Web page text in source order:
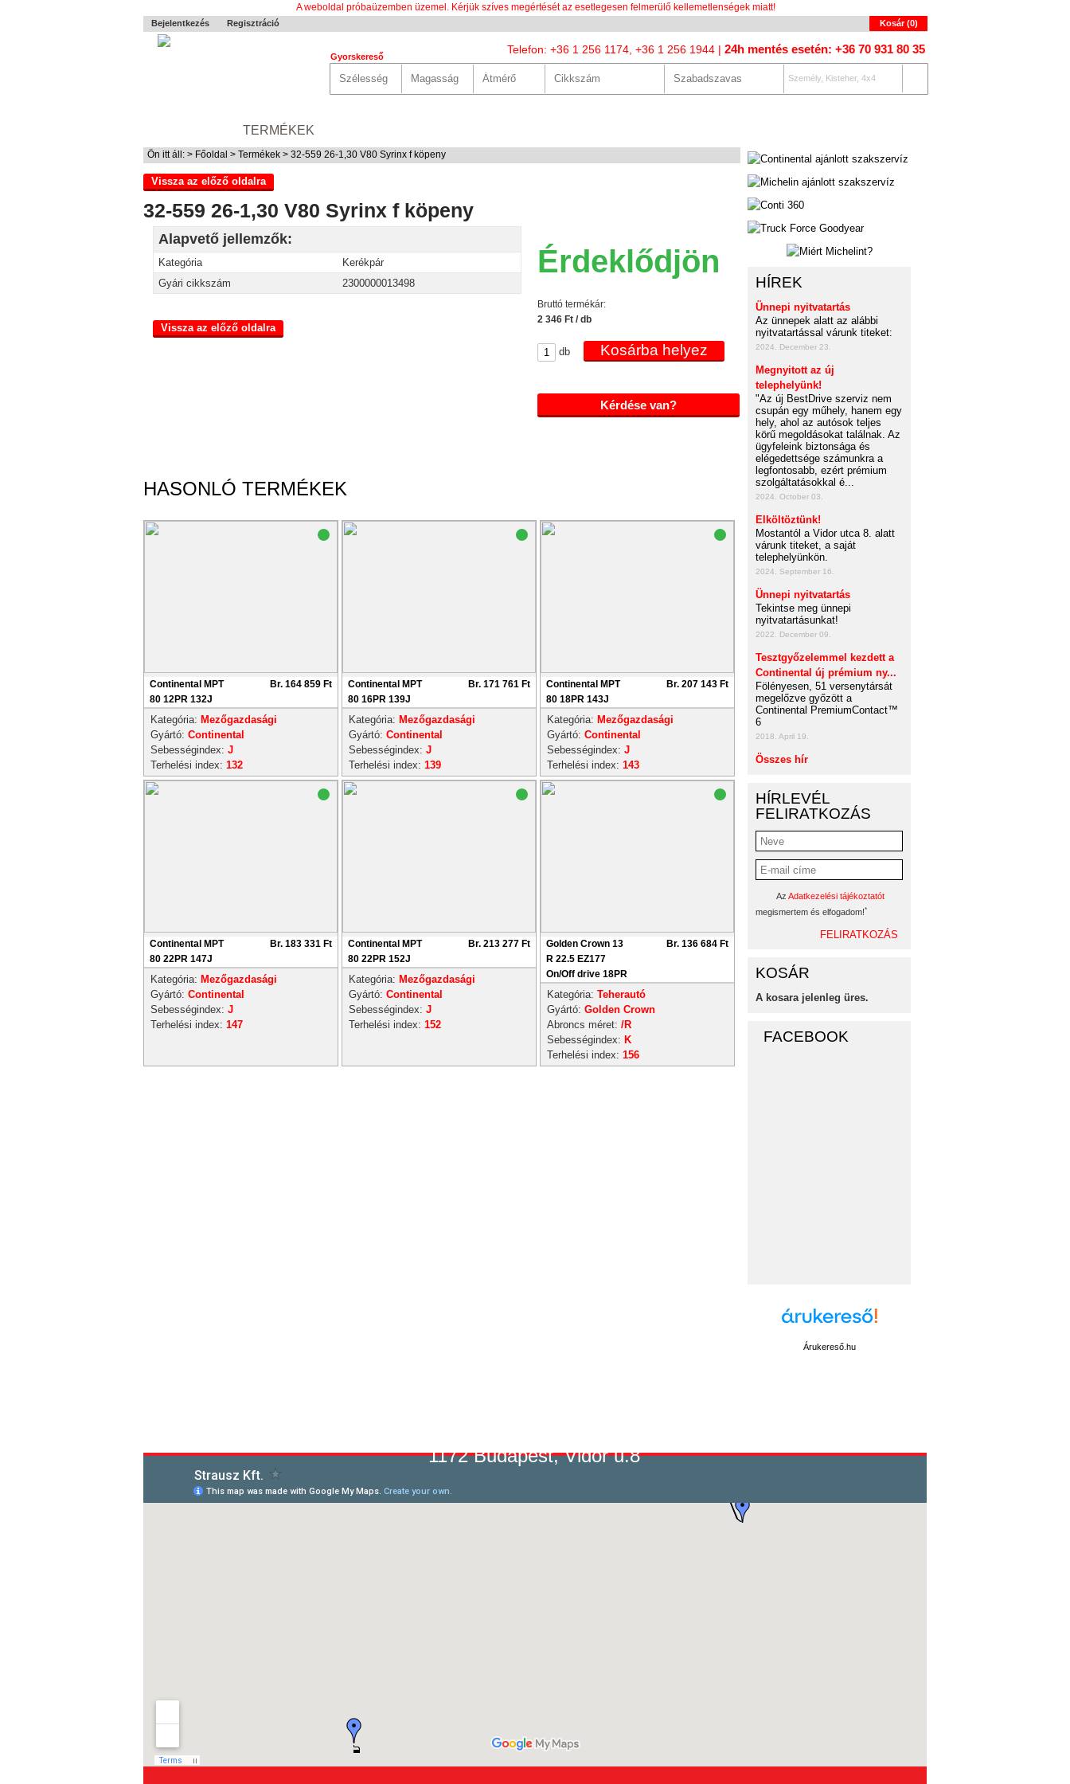
A weboldal próbaüzemben üzemel. Kérjük szíves megértését az esetlegesen felmerülő kellemetlenségek miatt!
Bejelentkezés Regisztráció Kosár (0)
Telefon: +36 1 256 1174, +36 1 256 1944 | 24h mentés esetén: +36 70 931 80 35
Gyorskereső
Személy, Kisteher, 4x4
TERMÉKEK
Ön itt áll: > Főoldal > Termékek > 32-559 26-1,30 V80 Syrinx f köpeny
Vissza az előző oldalra
32-559 26-1,30 V80 Syrinx f köpeny
Alapvető jellemzők:
Kategória
Kerékpár
Gyári cikkszám
2300000013498
Vissza az előző oldalra
Érdeklődjön
Bruttó termékár:
2 346 Ft / db
db
Kérdése van?
HASONLÓ TERMÉKEK
Continental MPT
80 12PR 132J
Br. 164 859 Ft
Kategória: Mezőgazdasági
Gyártó: Continental
Sebességindex: J
Terhelési index: 132
Continental MPT
80 16PR 139J
Br. 171 761 Ft
Kategória: Mezőgazdasági
Gyártó: Continental
Sebességindex: J
Terhelési index: 139
Continental MPT
80 18PR 143J
Br. 207 143 Ft
Kategória: Mezőgazdasági
Gyártó: Continental
Sebességindex: J
Terhelési index: 143
Continental MPT
80 22PR 147J
Br. 183 331 Ft
Kategória: Mezőgazdasági
Gyártó: Continental
Sebességindex: J
Terhelési index: 147
Continental MPT
80 22PR 152J
Br. 213 277 Ft
Kategória: Mezőgazdasági
Gyártó: Continental
Sebességindex: J
Terhelési index: 152
Golden Crown 13
R 22.5 EZ177
On/Off drive 18PR
Br. 136 684 Ft
Kategória: Teherautó
Gyártó: Golden Crown
Abroncs méret: /R
Sebességindex: K
Terhelési index: 156
HÍREK
Ünnepi nyitvatartás
Az ünnepek alatt az alábbi
nyitvatartással várunk titeket:
2024. December 23.
Megnyitott az új
telephelyünk!
"Az új BestDrive szerviz nem
csupán egy műhely, hanem egy
hely, ahol az autósok teljes
körű megoldásokat találnak. Az
ügyfeleink biztonsága és
elégedettsége számunkra a
legfontosabb, ezért prémium
szolgáltatásokkal é...
2024. October 03.
Elköltöztünk!
Mostantól a Vidor utca 8. alatt
várunk titeket, a saját
telephelyünkön.
2024. September 16.
Ünnepi nyitvatartás
Tekintse meg ünnepi
nyitvatartásunkat!
2022. December 09.
Tesztgyőzelemmel kezdett a
Continental új prémium ny...
Fölényesen, 51 versenytársát
megelőzve győzött a
Continental PremiumContact™
6
2018. April 19.
Összes hír
HÍRLEVÉL
FELIRATKOZÁS
Az Adatkezelési tájékoztatót
megismertem és elfogadom!*
KOSÁR
A kosara jelenleg üres.
FACEBOOK
Árukereső.hu
1172 Budapest, Vidor u.8